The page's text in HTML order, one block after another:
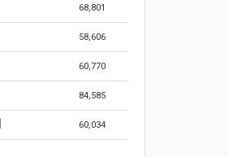
68,801
58,606
60,770
84,585
60,034